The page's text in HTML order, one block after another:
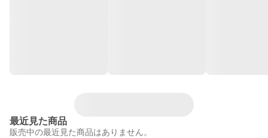
最近見た商品
販売中の最近見た商品はありません。